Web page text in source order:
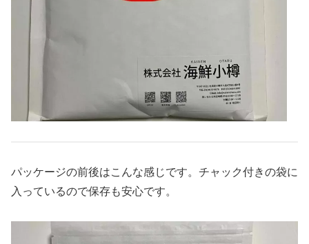
パッケージの前後はこんな感じです。チャック付きの袋に
入っているので保存も安心です。